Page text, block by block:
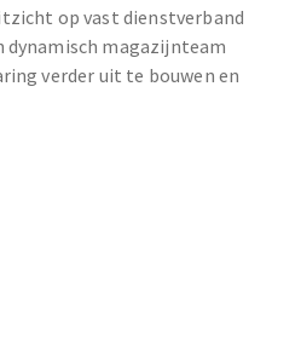
op vast dienstverband
dynamisch magazijnteam
verder uit te bouwen en